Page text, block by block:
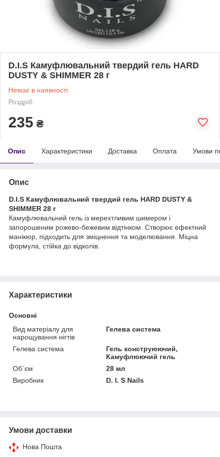
D.I.S Камуфлювальний твердий гель HARD
DUSTY & SHIMMER 28 г
Немає в наявності
Роздріб
235 ₴
Опис Характеристики Доставка Оплата Умови
Опис
D.I.S Камуфлювальний твердий гель HARD DUSTY &
SHIMMER 28 г
Камуфлювальний гель із мерехтливим шимером і
запорошеним рожево-бежевим відтінком. Створює ефектний
манікюр, підходить для зміцнення та моделювання. Міцна
формула, стійка до відколів.
Характеристики
Основні
Вид матеріалу для
нарощування нігтів
Гелева система
Гелева система
Гель конструюючий,
Камуфлюючий гель
Об`єм
28 мл
Виробник
D. I. S Nails
Умови доставки
Нова Пошта